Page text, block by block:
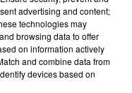
advertising and content;
technologies may
browsing data to offer
on information actively
and combine data from
devices based on